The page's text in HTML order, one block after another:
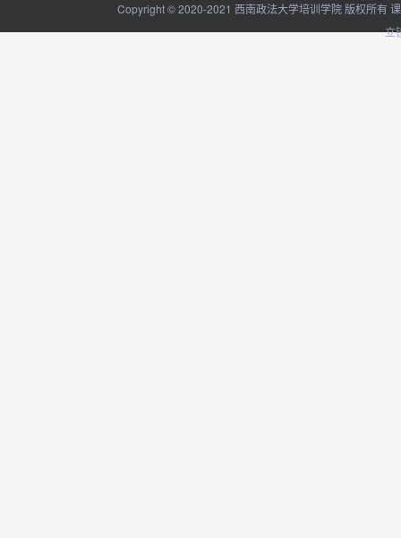
Copyright © 2020-2021 西南政法大学培训学院 版权所有
立